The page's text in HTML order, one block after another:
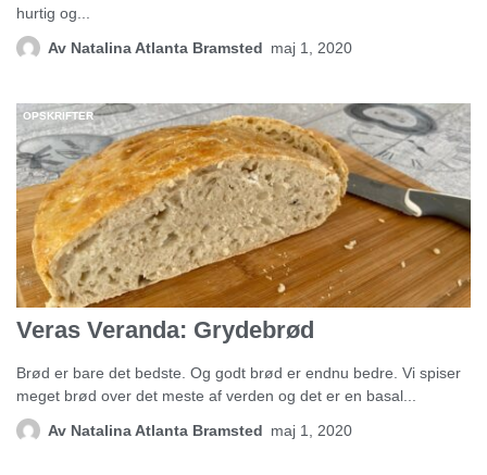
hurtig og...
Av Natalina Atlanta Bramsted maj 1, 2020
OPSKRIFTER
Veras Veranda: Grydebrød
Brød er bare det bedste. Og godt brød er endnu bedre. Vi spiser
meget brød over det meste af verden og det er en basal...
Av Natalina Atlanta Bramsted maj 1, 2020